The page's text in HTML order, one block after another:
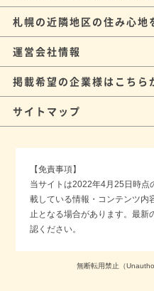
札幌の近隣地区の住み心地
運営会社情報
掲載希望の企業様はこちら
サイトマップ
【免責事項】
当サイトは2022年4月25日時点
載している情報・コンテンツ内
止となる場合があります。最新
認ください。
無断転用禁止（